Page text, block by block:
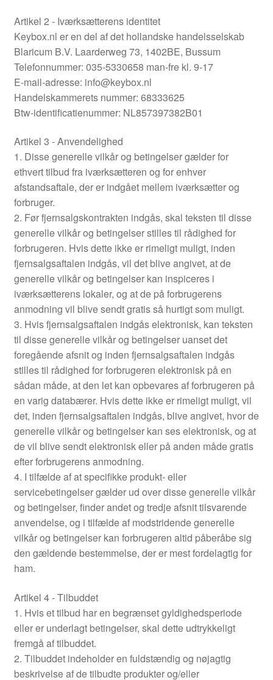
Artikel 2 - Iværksætterens identitet
Keybox.nl er en del af det hollandske handelsselskab
Blaricum B.V. Laarderweg 73, 1402BE, Bussum
Telefonnummer: 035-5330658 man-fre kl. 9-17
E-mail-adresse: info@keybox.nl
Handelskammerets nummer: 68333625
Btw-identificatienummer: NL857397382B01
Artikel 3 - Anvendelighed
1. Disse generelle vilkår og betingelser gælder for
ethvert tilbud fra iværksætteren og for enhver
afstandsaftale, der er indgået mellem iværksætter og
forbruger.
2. Før fjernsalgskontrakten indgås, skal teksten til disse
generelle vilkår og betingelser stilles til rådighed for
forbrugeren. Hvis dette ikke er rimeligt muligt, inden
fjernsalgsaftalen indgås, vil det blive angivet, at de
generelle vilkår og betingelser kan inspiceres i
iværksætterens lokaler, og at de på forbrugerens
anmodning vil blive sendt gratis så hurtigt som muligt.
3. Hvis fjernsalgsaftalen indgås elektronisk, kan teksten
til disse generelle vilkår og betingelser uanset det
foregående afsnit og inden fjernsalgsaftalen indgås
stilles til rådighed for forbrugeren elektronisk på en
sådan måde, at den let kan opbevares af forbrugeren på
en varig databærer. Hvis dette ikke er rimeligt muligt, vil
det, inden fjernsalgsaftalen indgås, blive angivet, hvor de
generelle vilkår og betingelser kan ses elektronisk, og at
de vil blive sendt elektronisk eller på anden måde gratis
efter forbrugerens anmodning.
4. I tilfælde af at specifikke produkt- eller
servicebetingelser gælder ud over disse generelle vilkår
og betingelser, finder andet og tredje afsnit tilsvarende
anvendelse, og i tilfælde af modstridende generelle
vilkår og betingelser kan forbrugeren altid påberåbe sig
den gældende bestemmelse, der er mest fordelagtig for
ham.
Artikel 4 - Tilbuddet
1. Hvis et tilbud har en begrænset gyldighedsperiode
eller er underlagt betingelser, skal dette udtrykkeligt
fremgå af tilbuddet.
2. Tilbuddet indeholder en fuldstændig og nøjagtig
beskrivelse af de tilbudte produkter og/eller